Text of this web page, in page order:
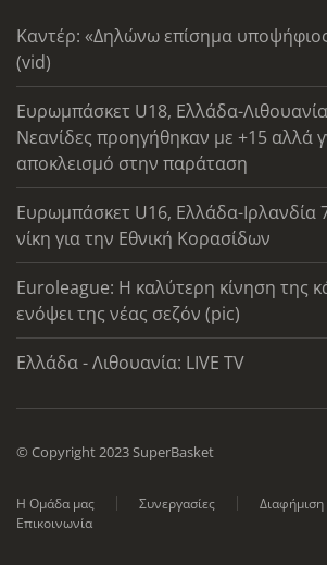
Καντέρ: «Δηλώνω επίσημα
(vid)
Ευρωμπάσκετ U18, Ελλάδα-
Νεανίδες προηγήθηκαν με +15 αλλά
αποκλεισμό στην παράταση
Ευρωμπάσκετ U16, Ελλάδα-Ιρλανδία
νίκη για την Εθνική Κορασίδων
Euroleague: Η καλύτερη κίνηση της
ενόψει της νέας σεζόν (pic)
Ελλάδα - Λιθουανία: LIVE TV
© Copyright 2023 SuperBasket
Η Ομάδα μας Συνεργασίες Διαφήμιση
Επικοινωνία